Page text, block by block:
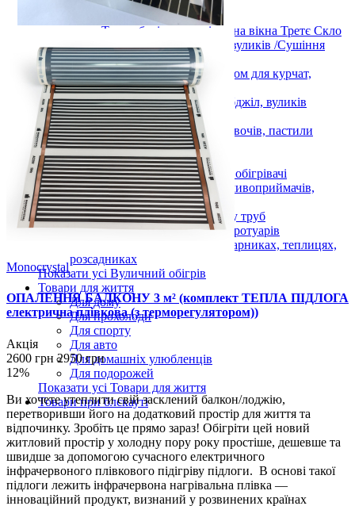
Утеплення вікон
Теплозберігаюча плівка на вікна Третє Скло
Обігрів розсади, інкубаторів, вуликів /Сушіння
продуктів
Килимки мати з підігрівом для курчат,
інкубаторів, розсади
Електричний обігрівач бджіл, вуликів
Monocrystal
Сушіння ягід, фруктів, овочів, пастили
Показати усі Обігрів та сушіння
Вуличний обігрів
Підвісні вуличні інфрачервоні обігрівачі
Антиобледеніння для дахів, зливоприймачів,
жолобів і водостоків
Нагрівальні кабелі для обігріву труб
Обігрів майданчиків, сходів, тротуарів
Кабелі для обігріву ґрунту в парниках, теплицях,
розсадниках
Показати усі Вуличний обігрів
Товари для життя
Для дому
Для прохолоди
Для спорту
Для авто
Для домашніх улюбленців
Для подорожей
Показати усі Товари для життя
Товари при блєкауті
Monocrystal
ОПАЛЕННЯ БАЛКОНУ 3 м² (комплект ТЕПЛА ПІДЛОГА
електрична плівкова (з терморегулятором))
Акція
2600 грн 2950 грн
12%
Ви хочете утеплити свій засклений балкон/лоджію,
перетворивши його на додатковий простір для життя та
відпочинку. Зробіть це прямо зараз! Обігріти цей новий
житловий простір у холодну пору року простіше, дешевше та
швидше за допомогою сучасного електричного
інфрачервоного плівкового підігріву підлоги. В основі такої
підлоги лежить інфрачервона нагрівальна плівка —
інноваційний продукт, визнаний у розвинених країнах